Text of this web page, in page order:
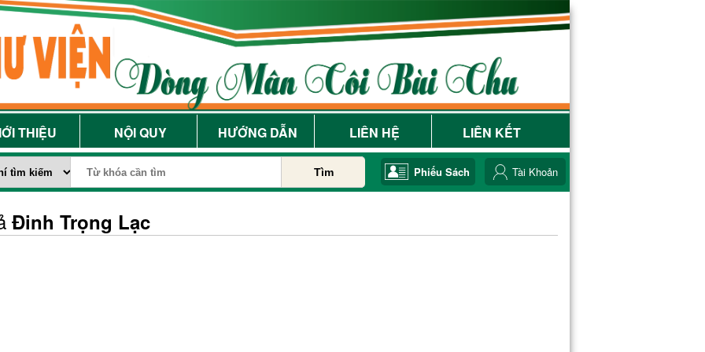
THIỆU NỘI QUY HƯỚNG DẪN LIÊN HỆ LIÊN KẾT
Tìm Phiếu Sách Tài Khoản
Đinh Trọng Lạc